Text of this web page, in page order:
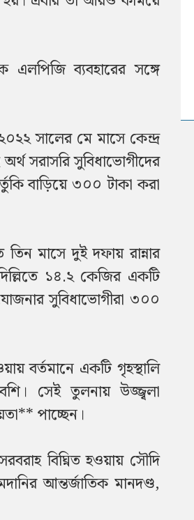
এলপিজি ব্যবহারের সঙ্গে
সালের মে মাসে কেন্দ্র
সরাসরি সুবিধাভোগীদের
বাড়িয়ে ৩০০ টাকা করা
মাসে দুই দফায় রান্নার
১৪.২ কেজির একটি
সুবিধাভোগীরা ৩০০
বর্তমানে একটি গৃহস্থালি
সেই তুলনায় উজ্জ্বলা
পাচ্ছেন।
বিঘ্নিত হওয়ায় সৌদি
আন্তর্জাতিক মানদণ্ড,